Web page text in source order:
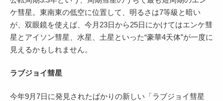
ケ彗星。東南東の低空に位置して、明るさは7等級と暗い
が、双眼鏡を使えば、今月23日から25日にかけてはエンケ彗
星とアイソン彗星、水星、土星といった“豪華4天体”が一度に
見えるかもしれません。
ラブジョイ彗星
今年9月7日に発見されたばかりの新しい「ラブジョイ彗星